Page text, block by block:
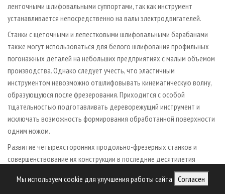
Мы используем cookie для улучшения работы сайта Согласен
ленточными шлифовальными суппортами, так как инструмент
устанавливается непосредственно на валы электродвигателей.
Станки с щеточными и лепестковыми шлифовальными барабанами
также могут использоваться для белого шлифования профильных
погонажных деталей на небольших предприятиях с малым объемом
производства. Однако следует учесть, что эластичным
инструментом невозможно отшлифовывать кинематическую волну,
образующуюся после фрезерования. Приходится с особой
тщательностью подготавливать дереворежущий инструмент и
исключать возможность формирования обработанной поверхности
одним ножом.
Развитие четырехсторонних про­дольно-фрезерных станков и
совершенствование их конструкции в пос­лед­ние десятилетия
позволили заметно повысить качество обработки заготовок на
этом оборудовании, что зачастую позволяет отказаться от